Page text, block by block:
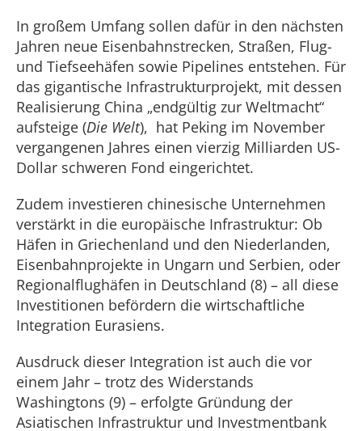
In großem Umfang sollen dafür in den nächsten
Jahren neue Eisenbahnstrecken, Straßen, Flug-
und Tiefseehäfen sowie Pipelines entstehen. Für
das gigantische Infrastrukturprojekt, mit dessen
Realisierung China „endgültig zur Weltmacht“
aufsteige (Die Welt), hat Peking im November
vergangenen Jahres einen vierzig Milliarden US-
Dollar schweren Fond eingerichtet.
Zudem investieren chinesische Unternehmen
verstärkt in die europäische Infrastruktur: Ob
Häfen in Griechenland und den Niederlanden,
Eisenbahnprojekte in Ungarn und Serbien, oder
Regionalflughäfen in Deutschland (8) – all diese
Investitionen befördern die wirtschaftliche
Integration Eurasiens.
Ausdruck dieser Integration ist auch die vor
einem Jahr – trotz des Widerstands
Washingtons (9) – erfolgte Gründung der
Asiatischen Infrastruktur und Investmentbank